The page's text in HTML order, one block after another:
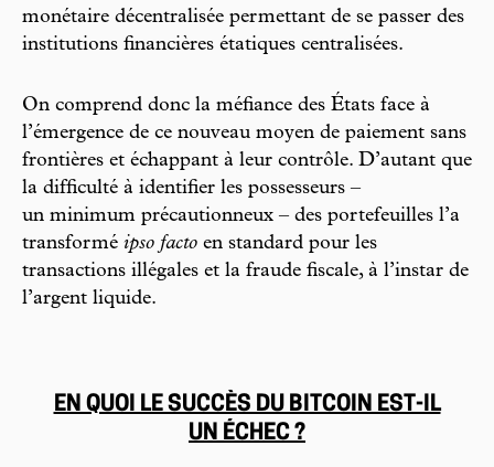
monétaire décentralisée permettant de se passer des
institutions financières étatiques centralisées.
On comprend donc la méfiance des États face à
l’émergence de ce nouveau moyen de paiement sans
frontières et échappant à leur contrôle. D’autant que
la difficulté à identifier les possesseurs –
un minimum précautionneux – des portefeuilles l’a
transformé ipso facto en standard pour les
transactions illégales et la fraude fiscale, à l’instar de
l’argent liquide.
EN QUOI LE SUCCÈS DU BITCOIN EST-IL
UN ÉCHEC ?